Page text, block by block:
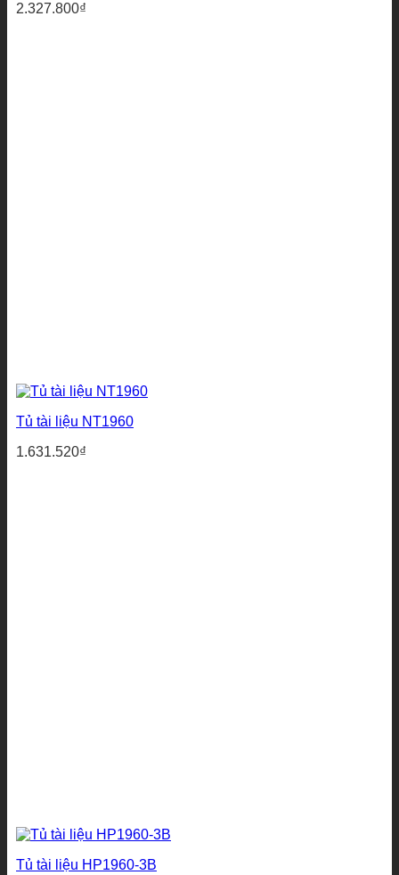
2.327.800₫
Tủ tài liệu NT1960
1.631.520₫
Tủ tài liệu HP1960-3B